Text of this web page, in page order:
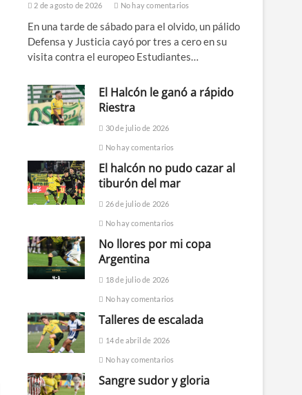
2 de agosto de 2026 No hay comentarios
En una tarde de sábado para el olvido, un pálido
Defensa y Justicia cayó por tres a cero en su
visita contra el europeo Estudiantes…
El Halcón le ganó a rápido
Riestra
30 de julio de 2026
No hay comentarios
El halcón no pudo cazar al
tiburón del mar
26 de julio de 2026
No hay comentarios
No llores por mi copa
Argentina
18 de julio de 2026
No hay comentarios
Talleres de escalada
14 de abril de 2026
No hay comentarios
Sangre sudor y gloria